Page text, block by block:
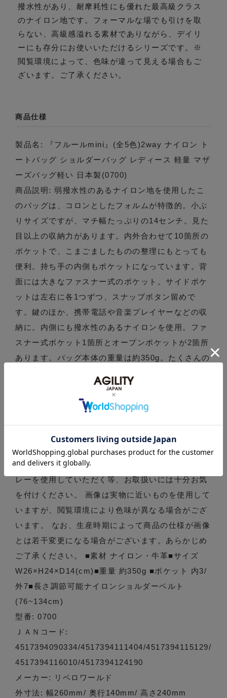
撥水性があり、耐摩耗性にも優れた最高級クラス
のナイロン地です。フォーマルな場でも引けを取
らない、高級感溢れる素材でありながら、デイリ
ーにも存分にお使いいただけるシリーズです。※
閲覧環境によって、色味が違って見える場合もご
ざいます。ご了承ください。
商品仕様
製品名: 『フルールmini』(全5色)2way ナイロン ト
ートバッグ ショルダーバッグ レディース 軽量 マザ
ーズバッグ軽い 日本製(0700)
商品説明: 弱撥水性のあるナイロン地を使用したこ
のバッグは、コロンとしたフォルムが特徴的。小ぶ
りサイズですが、マチ幅たっぷりの14センチ。見た
目以上の収納力があります。内外合わせて10箇所の
ポケットで、こまごましたものの整理にもとっても
便利。持ち手の内側もポケットになっています。背
面には大きなファスナー式のポケット。サイドポケ
ットは左右に各1つずつ、スナップボタン留めで
す。鍵のほか、携帯電話や音楽プレイヤーなどの収
納に。内側にも撥水性のあるナイロンを使用。ファ
スナー式ポケット1箇所とオープンポケットが2箇所
あります。バッグ本体の重量は約350g。たくさんの
です。付属のショルダーベルトを取り付ければ、斜
め掛けスタイルもOK。両手が空くので、ショッピン
※2440ブラックは、蛍光灯下ではブラックにみえま
すが、陽光下では青みがかった色になります。※牛
革部分は撥水加工をしておりませんので、防水スプ
レーを使用していただく等、お取扱いには十分お気
を付けください。 画像は実物に近いものを使用して
いますが、閲覧環境により色味が異なる場合がござ
います。 なお、生産時期によって商品の仕様が画像
とは若干変更になる場合がございます。あらかじめ
ご了承ください。 ■素材 ナイロン・牛革■サイズ
W26×H24×D14(cm)■重量 約350g ■ポケット 内3/
外7■長さ調節可能ナイロンショルダーベルト
(76~134cm)
型番: 0700
ＪＡＮコード:
4517394090334/4517394111404/4517394115129/
4517394116010/4517394124190
メーカー: リベロワールド
外寸法: 幅260mm/ 奥行140mm/ 高さ240mm